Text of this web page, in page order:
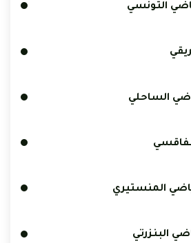
التونسي
الساحلي
المنستيري
البنزرتي